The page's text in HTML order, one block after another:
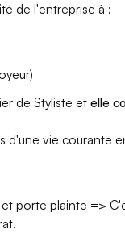
de l'entreprise à :
de Styliste etelle
d'une vie courante
porte plainte =>